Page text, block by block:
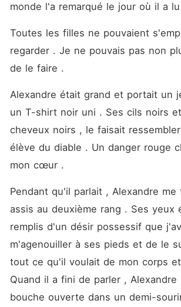
monde l'a remarqué le jour où il a
Toutes les filles ne pouvaient
regarder . Je ne pouvais pas non
de le faire .
Alexandre était grand et portait un
un T-shirt noir uni . Ses cils noirs
cheveux noirs , le faisait
élève du diable . Un danger rouge
mon cœur .
Pendant qu'il parlait , Alexandre me
assis au deuxième rang . Ses yeux
remplis d'un désir possessif que
m'agenouiller à ses pieds et de le
tout ce qu'il voulait de mon corps
Quand il a fini de parler , Alexandre
bouche ouverte dans un demi-